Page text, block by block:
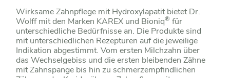
Wirksame Zahnpflege mit Hydroxylapatit bietet Dr.
Wolff mit den Marken KAREX und Bioniq® für
unterschiedliche Bedürfnisse an. Die Produkte sind
mit unterschiedlichen Rezepturen auf die jeweilige
Indikation abgestimmt. Vom ersten Milchzahn über
das Wechselgebiss und die ersten bleibenden Zähne
mit Zahnspange bis hin zu schmerzempfindlichen